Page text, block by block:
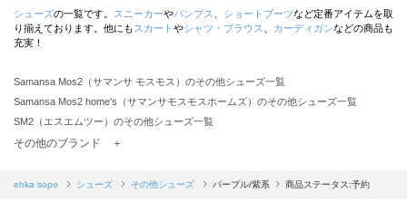
シューズの一覧です。 スニーカーやパンプス ショートブーツなど定番アイテムを取
り揃えております。他にも スカート やシャツ・ブラウス カーディガンなどの商品も
充実！
Samansa Mos2（サマンサ モスモス）のその他シューズ一覧
Samansa Mos2 home's（サマンサモスモスホームズ）のその他シューズ一覧
SM2（エスエムツー）のその他シューズ一覧
Samansa Mos2 blue（サマンサモスモス ブルー）のその他シューズ一覧
その他のブランド ＋
ehka sopo シューズ その他シューズ パープル/紫系 商品ステータス:予約